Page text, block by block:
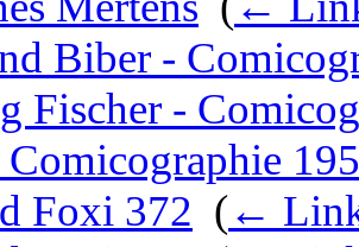
Biber -
Fischer -
Foxi 372 (←